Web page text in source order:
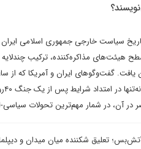
سیاست خارجی جمهوری اسلامی ایران
سطح هیئت‌های مذاکره‌کننده، ترکیب
در آن، در شمار مهم‌ترین تحولات‌
آتش‌بس؛ تعلیق شکننده میان میدان و